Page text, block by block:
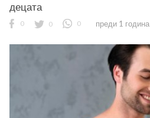
децата
0 0 0 преди 1 година